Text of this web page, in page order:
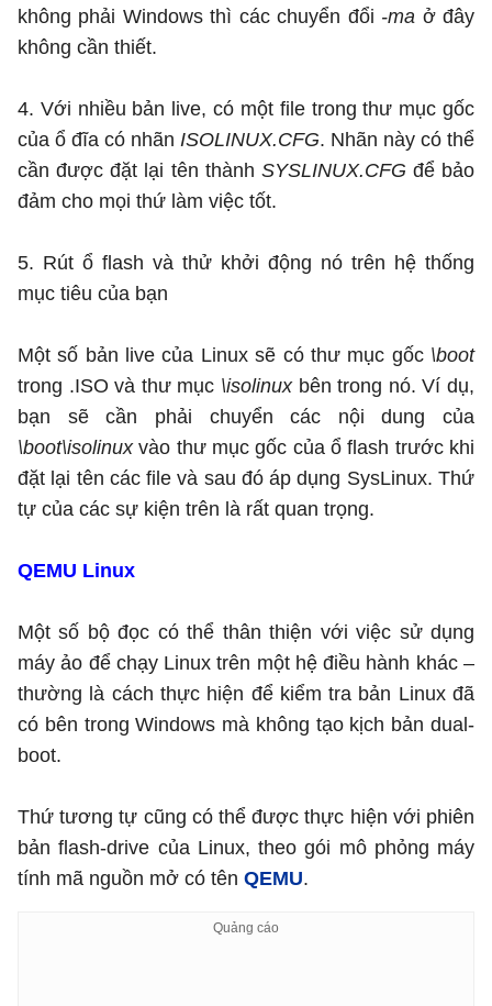
không phải Windows thì các chuyển đổi -ma ở đây
không cần thiết.
4. Với nhiều bản live, có một file trong thư mục gốc
của ổ đĩa có nhãn ISOLINUX.CFG. Nhãn này có thể
cần được đặt lại tên thành SYSLINUX.CFG để bảo
đảm cho mọi thứ làm việc tốt.
5. Rút ổ flash và thử khởi động nó trên hệ thống
mục tiêu của bạn
Một số bản live của Linux sẽ có thư mục gốc \boot
trong .ISO và thư mục \isolinuxbên trong nó. Ví dụ,
bạn sẽ cần phải chuyển các nội dung của
\boot\isolinuxvào thư mục gốc của ổ flash trước khi
đặt lại tên các file và sau đó áp dụng SysLinux. Thứ
tự của các sự kiện trên là rất quan trọng.
QEMU Linux
Một số bộ đọc có thể thân thiện với việc sử dụng
máy ảo để chạy Linux trên một hệ điều hành khác –
thường là cách thực hiện để kiểm tra bản Linux đã
có bên trong Windows mà không tạo kịch bản dual-
boot.
Thứ tương tự cũng có thể được thực hiện với phiên
bản flash-drive của Linux, theo gói mô phỏng máy
tính mã nguồn mở có tên QEMU.